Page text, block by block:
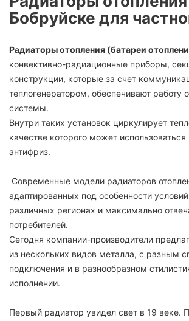
Бобруйске для
Радиаторы отопления (батареи
конвективно-радиационные приборы,
конструкции, которые за счет
теплогенератором, обеспечивают работу
системы.
Внутри таких установок циркулирует
качестве которого может
антифриз.
Современные модели радиаторов
адаптированных под особенности
различных регионах и максимально
потребителей.
Сегодня компании-производители
из нескольких видов металла, с разным
подключения и в разнообразном
исполнении.
Первый радиатор увидел свет в 19 веке.